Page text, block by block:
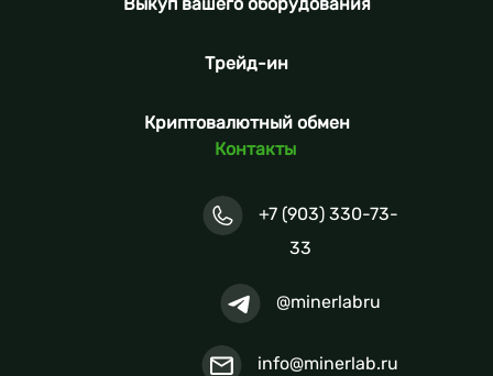
Трейд-ин
Криптовалютный обмен
Контакты
+7 (903) 330-73-
33
@minerlabru
info@minerlab.ru